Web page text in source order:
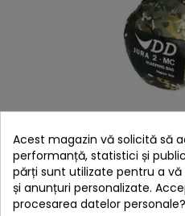
Sac de dormit DD
Acest magazin vă solicită să
performanță, statistici și
părți sunt utilizate pentru a
și anunțuri personalizate.
procesarea datelor personale?